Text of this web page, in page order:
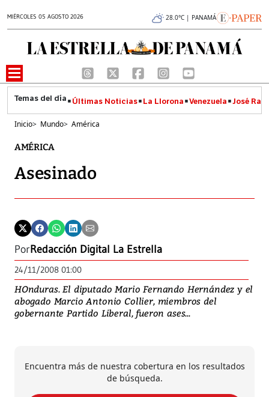
MIÉRCOLES 05 AGOSTO 2026 28.0°C | PANAMÁ
Últimas Noticias La Llorona Venezuela José
Inicio> Mundo> América
AMÉRICA
Asesinado
PorRedacción Digital La Estrella
24/11/2008 01:00
HOnduras. El diputado Mario Fernando Hernández y el
abogado Marcio Antonio Collier, miembros del
gobernante Partido Liberal, fueron ases...
Encuentra más de nuestra cobertura en los resultados
de búsqueda.